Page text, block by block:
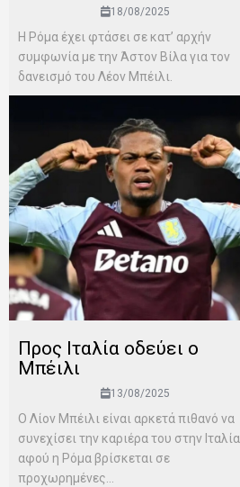
18/08/2025
Η Ρόμα έχει φτάσει σε κατ’ αρχήν
συμφωνία με την Άστον Βίλα για τον
δανεισμό του Λέον Μπέιλι.
Προς Ιταλία οδεύει ο
Μπέιλι
13/08/2025
Ο Λίον Μπέιλι είναι αρκετά πιθανό να
συνεχίσει την καριέρα του στην Ιταλία
αφού η Ρόμα βρίσκεται σε
προχωρημένες...